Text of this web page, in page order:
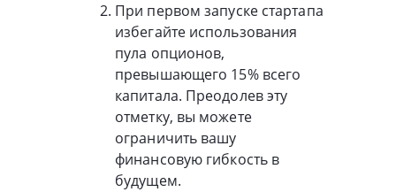
При первом запуске стартапа
избегайте использования
пула опционов,
превышающего 15% всего
капитала. Преодолев эту
отметку, вы можете
ограничить вашу
финансовую гибкость в
будущем.